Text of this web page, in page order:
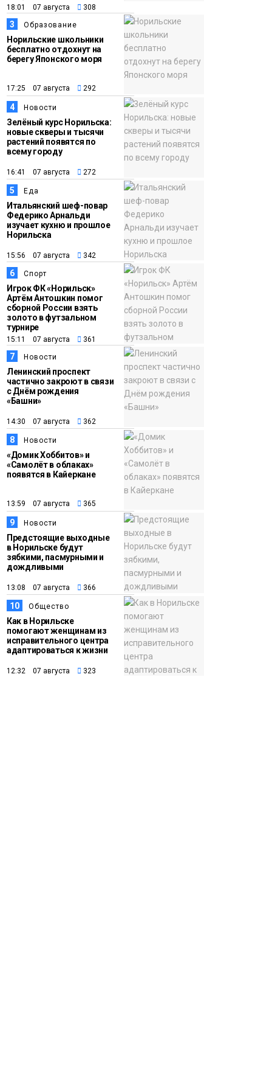
12:32
Общество
Как в Норильске
помогают женщинам
из исправительного
центра
адаптироваться к
жизни
18:01 07 августа 308
3 Образование
Норильские школьники
бесплатно отдохнут на
берегу Японского моря
17:25 07 августа 292
4 Новости
Зелёный курс Норильска:
новые скверы и тысячи
растений появятся по
всему городу
16:41 07 августа 272
5 Еда
Итальянский шеф-повар
Федерико Арнальди
изучает кухню и прошлое
Норильска
15:56 07 августа 342
6 Спорт
Игрок ФК «Норильск»
Артём Антошкин помог
сборной России взять
золото в футзальном
турнире
15:11 07 августа 361
7 Новости
Ленинский проспект
частично закроют в связи
с Днём рождения
«Башни»
14:30 07 августа 362
8 Новости
«Домик Хоббитов» и
«Самолёт в облаках»
появятся в Кайеркане
13:59 07 августа 365
9 Новости
Предстоящие выходные
в Норильске будут
зябкими, пасмурными и
дождливыми
13:08 07 августа 366
10 Общество
Как в Норильске
помогают женщинам из
исправительного центра
адаптироваться к жизни
12:32 07 августа 323